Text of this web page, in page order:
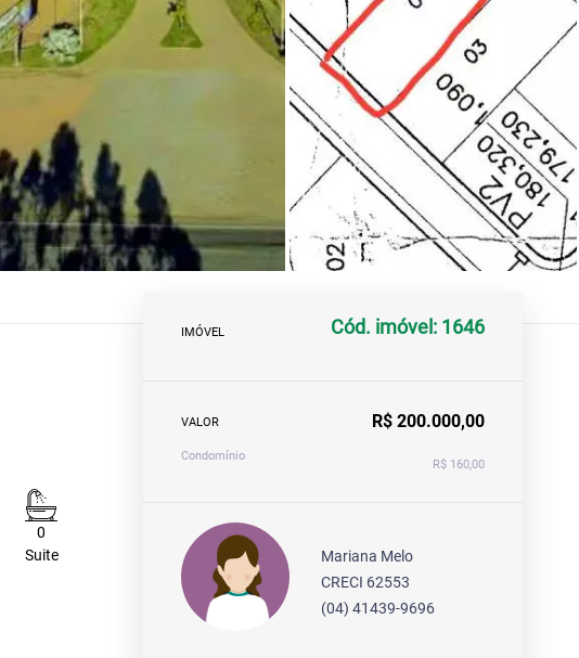
0
Suite
IMÓVEL Cód. imóvel: 1646
VALOR R$ 200.000,00
Condomínio
R$ 160,00
Mariana Melo
CRECI 62553
(04) 41439-9696